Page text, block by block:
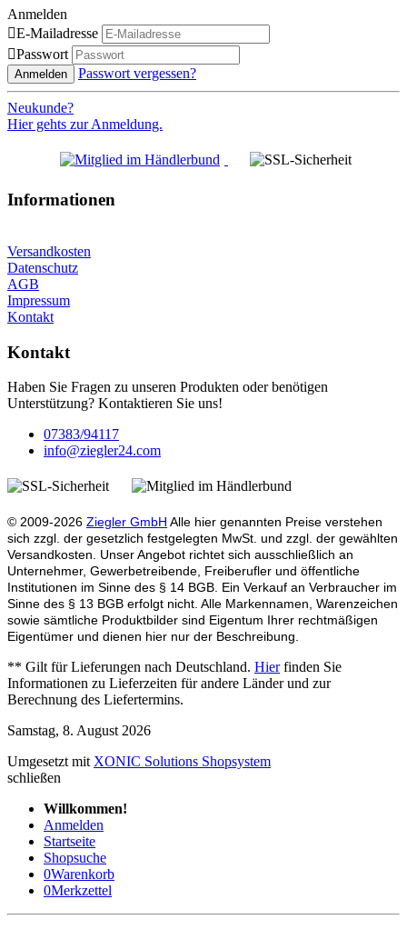
Anmelden
E-Mailadresse
Passwort
Anmelden Passwort vergessen?
Neukunde?
Hier gehts zur Anmeldung.
Informationen
Versandkosten
Datenschutz
AGB
Impressum
Kontakt
Kontakt
Haben Sie Fragen zu unseren Produkten oder benötigen
Unterstützung? Kontaktieren Sie uns!
07383/94117
info@ziegler24.com
© 2009-2026 Ziegler GmbH Alle hier genannten Preise verstehen
sich zzgl. der gesetzlich festgelegten MwSt. und zzgl. der gewählten
Versandkosten. Unser Angebot richtet sich ausschließlich an
Unternehmer, Gewerbetreibende, Freiberufler und öffentliche
Institutionen im Sinne des § 14 BGB. Ein Verkauf an Verbraucher im
Sinne des § 13 BGB erfolgt nicht. Alle Markennamen, Warenzeichen
sowie sämtliche Produktbilder sind Eigentum Ihrer rechtmäßigen
Eigentümer und dienen hier nur der Beschreibung.
** Gilt für Lieferungen nach Deutschland. Hierfinden Sie
Informationen zu Lieferzeiten für andere Länder und zur
Berechnung des Liefertermins.
Samstag, 8. August 2026
Umgesetzt mit XONIC Solutions Shopsystem
schließen
Willkommen!
Anmelden
Startseite
Shopsuche
0Warenkorb
0Merkzettel